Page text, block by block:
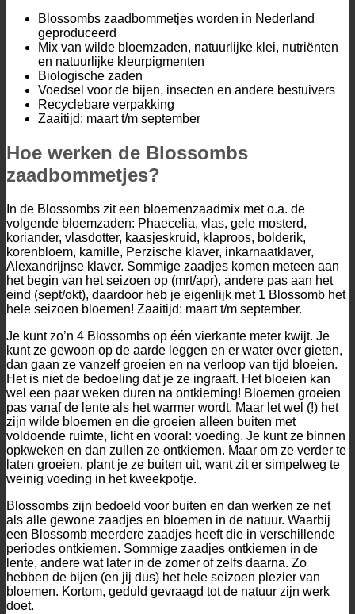
Blossombs zaadbommetjes worden in Nederland
geproduceerd
Mix van wilde bloemzaden, natuurlijke klei, nutriënten
en natuurlijke kleurpigmenten
Biologische zaden
Voedsel voor de bijen, insecten en andere bestuivers
Recyclebare verpakking
Zaaitijd: maart t/m september
Hoe werken de Blossombs
zaadbommetjes?
In de Blossombs zit een bloemenzaadmix met o.a. de
volgende bloemzaden: Phaecelia, vlas, gele mosterd,
koriander, vlasdotter, kaasjeskruid, klaproos, bolderik,
korenbloem, kamille, Perzische klaver, inkarnaatklaver,
Alexandrijnse klaver. Sommige zaadjes komen meteen aan
het begin van het seizoen op (mrt/apr), andere pas aan het
eind (sept/okt), daardoor heb je eigenlijk met 1 Blossomb het
hele seizoen bloemen! Zaaitijd: maart t/m september.
Je kunt zo’n 4 Blossombs op één vierkante meter kwijt. Je
kunt ze gewoon op de aarde leggen en er water over gieten,
dan gaan ze vanzelf groeien en na verloop van tijd bloeien.
Het is niet de bedoeling dat je ze ingraaft. Het bloeien kan
wel een paar weken duren na ontkieming! Bloemen groeien
pas vanaf de lente als het warmer wordt. Maar let wel (!) het
zijn wilde bloemen en die groeien alleen buiten met
voldoende ruimte, licht en vooral: voeding. Je kunt ze binnen
opkweken en dan zullen ze ontkiemen. Maar om ze verder te
laten groeien, plant je ze buiten uit, want zit er simpelweg te
weinig voeding in het kweekpotje.
Blossombs zijn bedoeld voor buiten en dan werken ze net
als alle gewone zaadjes en bloemen in de natuur. Waarbij
een Blossomb meerdere zaadjes heeft die in verschillende
periodes ontkiemen. Sommige zaadjes ontkiemen in de
lente, andere wat later in de zomer of zelfs daarna. Zo
hebben de bijen (en jij dus) het hele seizoen plezier van
bloemen. Kortom, geduld gevraagd tot de natuur zijn werk
doet.